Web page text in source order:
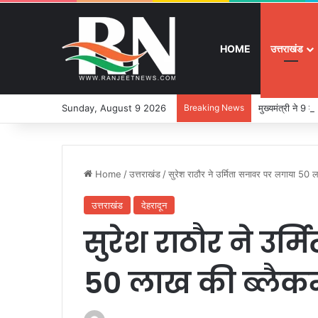
HOME उत्तराखंड
Sunday, August 9 2026 Breaking News मुख्यमंत्री ने 9
Home /उत्तराखंड /सुरेश राठौर ने उर्मिता सनावर पर लगाया
उत्तराखंड देहरादून
सुरेश राठौर ने
50 लाख की